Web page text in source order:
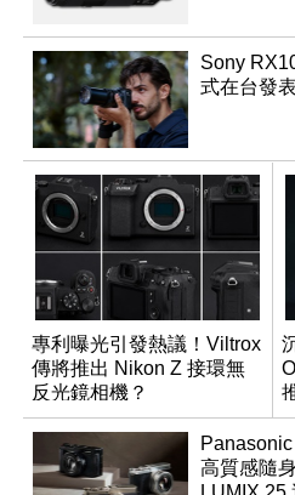
Sony
式在台發
專利曝光引發熱議！Viltrox
傳將推出 Nikon Z 接環無
反光鏡相機？
高質感隨